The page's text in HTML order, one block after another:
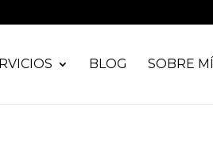
BLOG SOBRE MÍ